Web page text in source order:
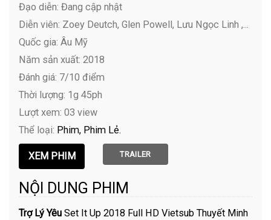
Đạo diễn: Đang cập nhật
Diễn viên: Zoey Deutch, Glen Powell, Lưu Ngọc Linh ,...
Quốc gia: Âu Mỹ
Năm sản xuất: 2018
Đánh giá: 7/10 điểm
Thời lượng: 1g 45ph
Lượt xem: 03 view
Thể loại: Phim Phim Lẻ
TRAILER
NỘI DUNG PHIM
Trợ Lý Yêu Set It Up 2018 Full HD Vietsub Thuyết Minh